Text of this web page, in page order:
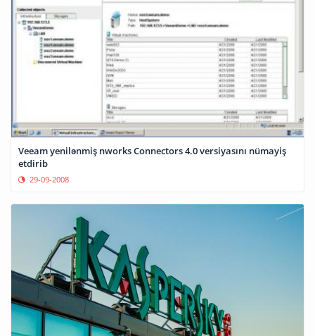
Veeam yenilənmiş nworks Connectors 4.0 versiyasını nümayiş
etdirib
29-09-2008